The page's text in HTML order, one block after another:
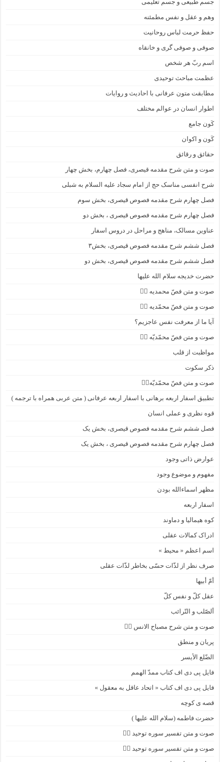
جسم طبیعی و جسم تعلیمی
وهم و عقل و نفس مطمئنه
حفظ حرمت لباس روحانیت
صوفی و صوفی گری و خانقاه
اسم ربّ هر شخص
عظمت مباحث توحیدی
مطابقت متون عرفانی با احادیث و روایات
اطوار انسان در عوالم مختلف
کَون جامع
کَون و اکوان
حقائق و رقائق
صوت و متن شرح مقدمه قیصری، فصل چهارم، بخش چهار
شرح انفسی مناسک حج از امام سجاد علیه السلام به شبلی
فصل چهارم شرح مقدمه فصوص قیصری، بخش سوم
فصل چهارم شرح مقدمه فصوص قیصری ، بخش دو
عناوین مسالک، مناهج و مراحل در دروس اسفار
فصل ششم شرح مقدمه فصوص قیصری، بخش۳
فصل ششم شرح مقدمه فصوص قیصری، بخش دو
حضرت خدیجه سلام الله علیها
صوت و متن فصّ محمدیه ۴️⃣
صوت و متن فصّ محمّدیه ۳️⃣
آیا ما از معرفت نفس عاجزیم؟
صوت و متن فصّ محمّدیّه ۲️⃣
مواظبت از قلب
ذکر سکوت
صوت و متن فصّ محمّدیّه۱️⃣
تطبیق اسفار اربعه برهانی با اسفار اربعه عرفانی ( متن عربی همراه با ترجمه )
قوه نظری و عملی انسان
فصل ششم شرح مقدمه فصوص قیصری، بخش یک
فصل چهارم شرح مقدمه فصوص قیصری ، بخش یک
عوارض ذاتی وجود
مفهوم و موضوع وجود
مظهر اسماءالله بودن
اسفار اربعه
کوه هیمالیا و دماوند
ادراک کمالات عقلی
اسم اعظم « محیط »
صرف نظر از لذّات حسّی بخاطر لذّات عقلی
أمّ أبیها
عقل کلّ و نفس کلّ
ألصّلب و التّرائب
صوت و متن شرح مصباح الانس ۹️⃣
پریان و منطق
الضّلع الأیسر
فایل پی دی اف کتاب ممدّ الهمم
فایل پی دی اف کتاب « اتحاد عاقل به معقول »
قصه ی کوچه
حضرت فاطمه (سلام الله علیها )
صوت و متن تفسیر سوره توحید ۴️⃣
صوت و متن تفسیر سوره توحید ۳️⃣